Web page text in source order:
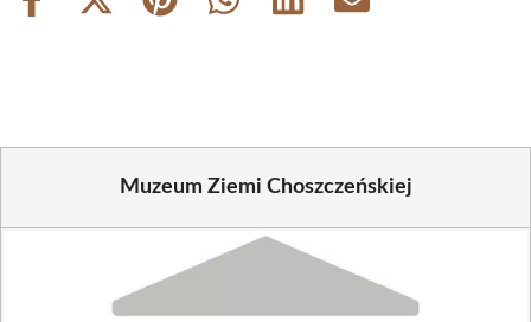
Share
Share
Share
Share
Share
Share
Muzeum Ziemi Choszczeńskiej